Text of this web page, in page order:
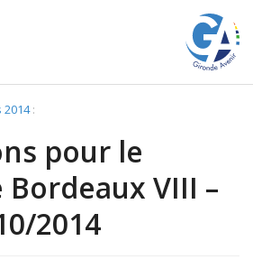
2014:
pour le
VIII –
2014